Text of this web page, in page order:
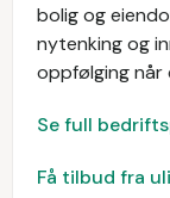
bolig og
nytenking og
oppfølging når
Se full
Få tilbud fra